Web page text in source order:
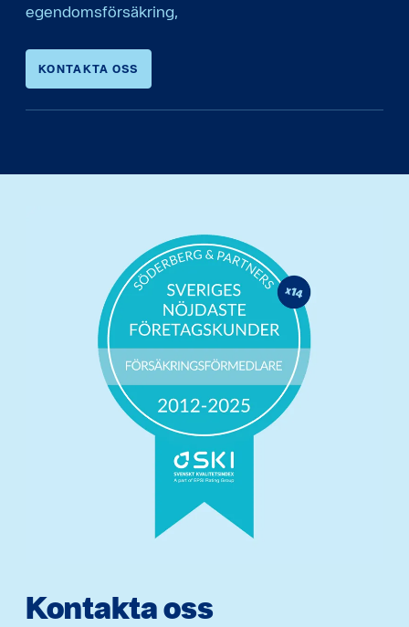
egendomsförsäkring,
KONTAKTA OSS
Kontakta oss